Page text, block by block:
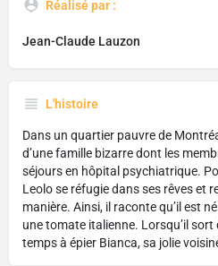
Réalisé par :
Jean-Claude Lauzon
L'histoire
Dans un quartier pauvre de
d’une famille bizarre dont les
séjours en hôpital psychiatrique.
Leolo se réfugie dans ses rêves et
manière. Ainsi, il raconte qu’il est
une tomate italienne. Lorsqu’il sort
temps à épier Bianca, sa jolie